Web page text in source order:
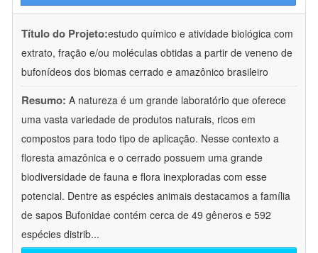
Título do Projeto:estudo químico e atividade biológica com
extrato, fração e/ou moléculas obtidas a partir de veneno de
bufonídeos dos biomas cerrado e amazônico brasileiro
Resumo: A natureza é um grande laboratório que oferece
uma vasta variedade de produtos naturais, ricos em
compostos para todo tipo de aplicação. Nesse contexto a
floresta amazônica e o cerrado possuem uma grande
biodiversidade de fauna e flora inexploradas com esse
potencial. Dentre as espécies animais destacamos a família
de sapos Bufonidae contém cerca de 49 gêneros e 592
espécies distrib...